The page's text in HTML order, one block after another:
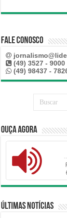
Fale Conosco
(49) 3527 - 9000
(49) 98437 -
Ouça Agora
Últimas Notícias